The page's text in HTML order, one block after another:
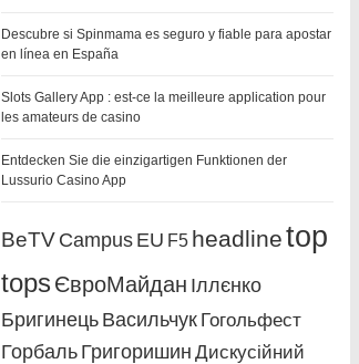
Descubre si Spinmama es seguro y fiable para apostar
en línea en España
Slots Gallery App : est-ce la meilleure application pour
les amateurs de casino
Entdecken Sie die einzigartigen Funktionen der
Lussurio Casino App
BeTV Campus EU F5 headlinetop
tops ЄвроМайдан Іллєнко
Бригинець Васильчук Гогольфест
Горбаль Григоришин Дискусійний